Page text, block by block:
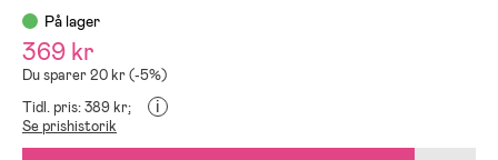
På lager
369 kr
Du sparer 20 kr (-5%)
Tidl. pris: 389 kr;
i
Se prishistorik